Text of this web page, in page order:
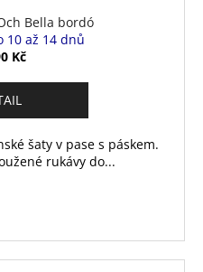
Bella bordó
10 až 14 dnů
Kč
šaty v pase s páskem.
rukávy do...